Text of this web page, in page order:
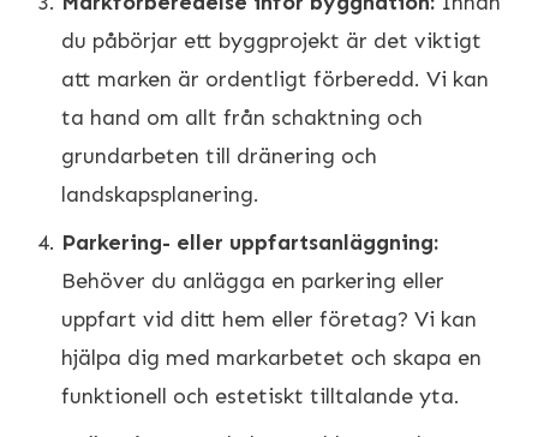
du påbörjar ett byggprojekt är det viktigt
att marken är ordentligt förberedd. Vi kan
ta hand om allt från schaktning och
grundarbeten till dränering och
landskapsplanering.
Parkering- eller uppfartsanläggning:
Behöver du anlägga en parkering eller
uppfart vid ditt hem eller företag? Vi kan
hjälpa dig med markarbetet och skapa en
funktionell och estetiskt tilltalande yta.